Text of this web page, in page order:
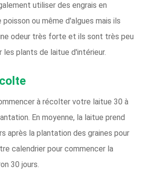
utiliser des engrais en
poisson ou même d'algues mais ils
odeur très forte et ils sont très peu
les plants de laitue d'intérieur.
à récolter votre laitue 30 à
En moyenne, la laitue prend
après la plantation des graines pour
calendrier pour commencer la
30 jours.